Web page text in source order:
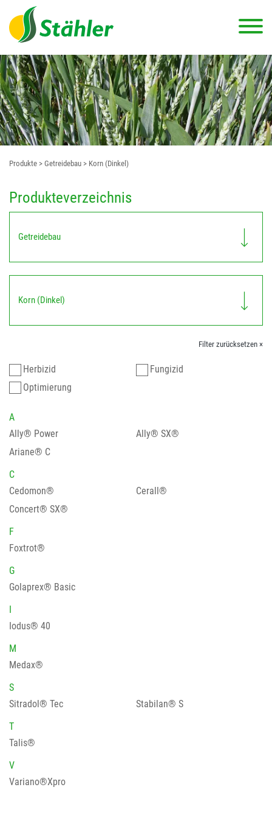
Produkte > Getreidebau > Korn (Dinkel)
Produkteverzeichnis
Getreidebau
Korn (Dinkel)
Filter zurücksetzen ×
Herbizid
Fungizid
Optimierung
A
Ally® Power
Ally® SX®
Ariane® C
C
Cedomon®
Cerall®
Concert® SX®
F
Foxtrot®
G
Golaprex® Basic
I
Iodus® 40
M
Medax®
S
Sitradol® Tec
Stabilan® S
T
Talis®
V
Variano®Xpro